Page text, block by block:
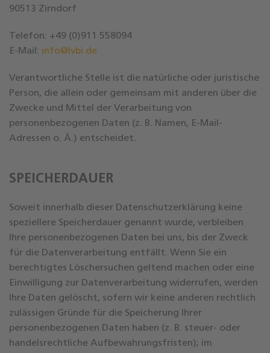
90513 Zirndorf
Telefon: +49 (0)911 558094
E-Mail: info@lvbi.de
Verantwortliche Stelle ist die natürliche oder juristische
Person, die allein oder gemeinsam mit anderen über die
Zwecke und Mittel der Verarbeitung von
personenbezogenen Daten (z. B. Namen, E-Mail-
Adressen o. Ä.) entscheidet.
SPEICHERDAUER
Soweit innerhalb dieser Datenschutzerklärung keine
speziellere Speicherdauer genannt wurde, verbleiben
Ihre personenbezogenen Daten bei uns, bis der Zweck
für die Datenverarbeitung entfällt. Wenn Sie ein
berechtigtes Löschersuchen geltend machen oder eine
Einwilligung zur Datenverarbeitung widerrufen, werden
Ihre Daten gelöscht, sofern wir keine anderen rechtlich
zulässigen Gründe für die Speicherung Ihrer
personenbezogenen Daten haben (z. B. steuer- oder
handelsrechtliche Aufbewahrungsfristen); im